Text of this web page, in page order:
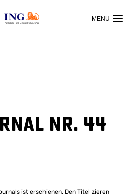
OFFIZIELLER HAUPTSPONSOR
Nr. 44
ist erschienen. Den Titel zieren